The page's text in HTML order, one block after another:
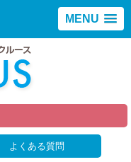
MENU
よくある質問